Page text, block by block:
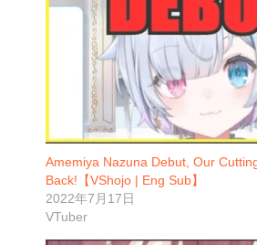
Amemiya Nazuna Debut, Our
Back!【VShojo | Eng Sub】
2022年7月17日
VTuber